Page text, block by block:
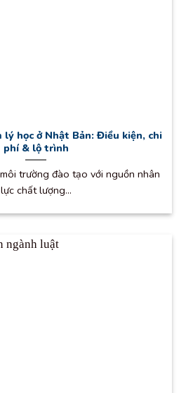
học ở Nhật Bản: Điều kiện, chi
phí & lộ trình
trường đào tạo với nguồn nhân
lực chất lượng...